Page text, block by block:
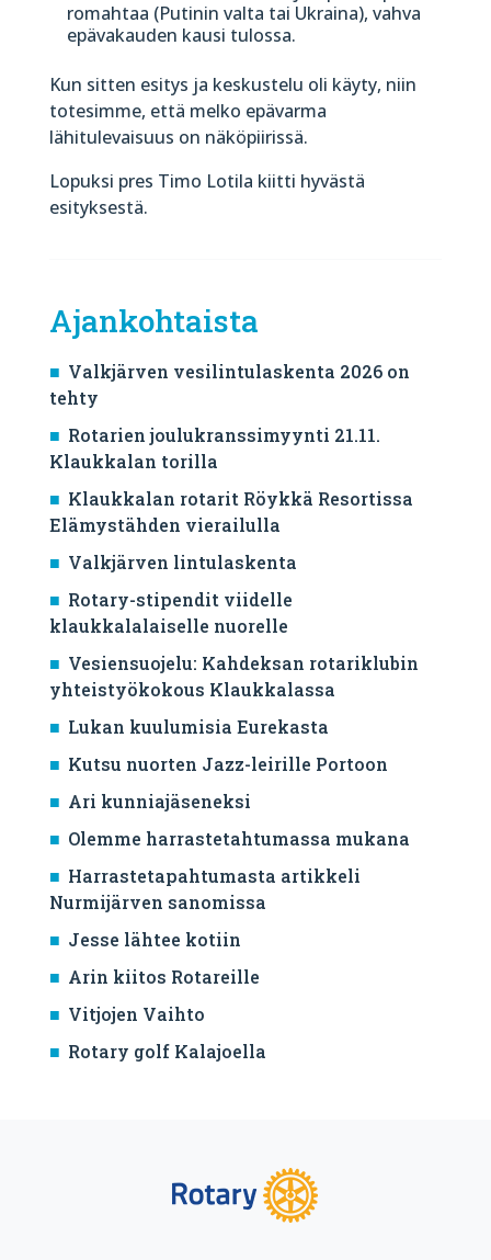
romahtaa (Putinin valta tai Ukraina), vahva
epävakauden kausi tulossa.
Kun sitten esitys ja keskustelu oli käyty, niin
totesimme, että melko epävarma
lähitulevaisuus on näköpiirissä.
Lopuksi pres Timo Lotila kiitti hyvästä
esityksestä.
Ajankohtaista
Valkjärven vesilintulaskenta 2026 on
tehty
Rotarien joulukranssimyynti 21.11.
Klaukkalan torilla
Klaukkalan rotarit Röykkä Resortissa
Elämystähden vierailulla
Valkjärven lintulaskenta
Rotary-stipendit viidelle
klaukkalalaiselle nuorelle
Vesiensuojelu: Kahdeksan rotariklubin
yhteistyökokous Klaukkalassa
Lukan kuulumisia Eurekasta
Kutsu nuorten Jazz-leirille Portoon
Ari kunniajäseneksi
Olemme harrastetahtumassa mukana
Harrastetapahtumasta artikkeli
Nurmijärven sanomissa
Jesse lähtee kotiin
Arin kiitos Rotareille
Vitjojen Vaihto
Rotary golf Kalajoella